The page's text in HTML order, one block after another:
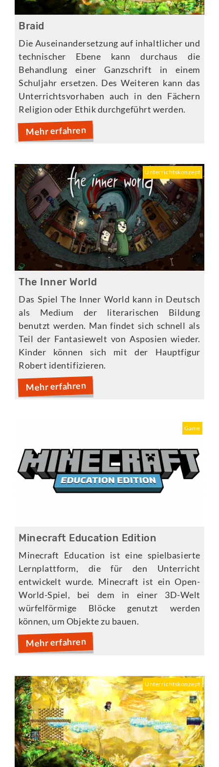
Braid
Die Auseinandersetzung auf inhaltlicher und
technischer Ebene kann durchaus die
Behandlung einer Ganzschrift in einem
Schuljahr ersetzen. Des Weiteren kann das
Unterrichtsvorhaben auch in den Fächern
Religion oder Ethik durchgeführt werden.
Mehr erfahren
Unterrichtskonzept
The Inner World
Das Spiel The Inner World kann in Deutsch
als Medium der literarischen Bildung
benutzt werden. Man findet sich schnell als
Teil der Fantasiewelt von Asposien wieder.
Kinder können sich mit der Hauptfigur
Robert identifizieren.
Mehr erfahren
Game
Minecraft Education Edition
Minecraft Education ist eine spielbasierte
Lernplattform, die für den Unterricht
entwickelt wurde. Minecraft ist ein Open-
World-Spiel, bei dem in einer 3D-Welt
würfelförmige Blöcke genutzt werden
können, um Objekte zu bauen.
Mehr erfahren
Unterrichtskonzept